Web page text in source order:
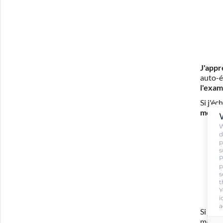
auto-
Si
mes
Si je